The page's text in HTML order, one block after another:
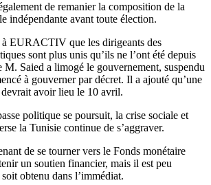
de remanier la composition de la
indépendante avant toute élection.
EURACTIV que les dirigeants des
sont plus unis qu’ils ne l’ont été depuis
Saied a limogé le gouvernement, suspendu
à gouverner par décret. Il a ajouté qu’une
avoir lieu le 10 avril.
politique se poursuit, la crise sociale et
la Tunisie continue de s’aggraver.
de se tourner vers le Fonds monétaire
un soutien financier, mais il est peu
obtenu dans l’immédiat.